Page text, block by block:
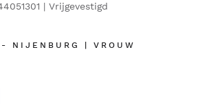
| Vrijgevestigd
- NIJENBURG | VROUW